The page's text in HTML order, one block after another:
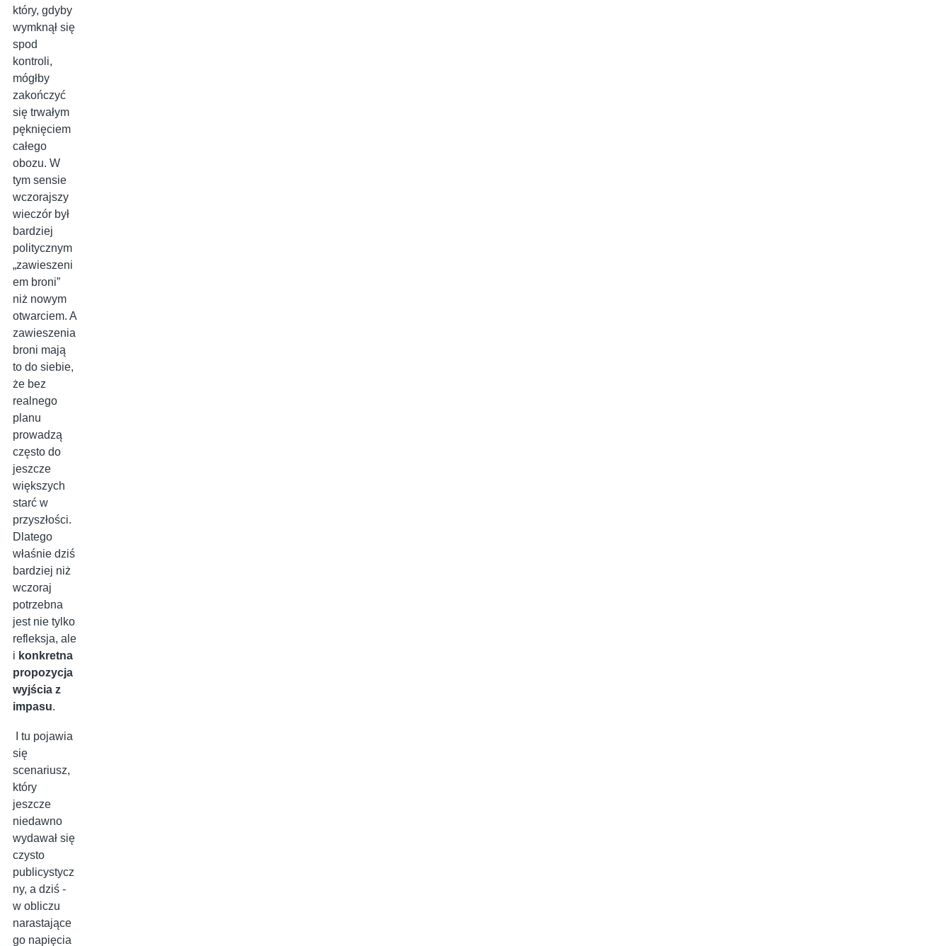
który, gdyby
wymknął się
spod
kontroli,
mógłby
zakończyć
się trwałym
pęknięciem
całego
obozu. W
tym sensie
wczorajszy
wieczór był
bardziej
politycznym
„zawieszeni
em broni”
niż nowym
otwarciem. A
zawieszenia
broni mają
to do siebie,
że bez
realnego
planu
prowadzą
często do
jeszcze
większych
starć w
przyszłości.
Dlatego
właśnie dziś
bardziej niż
wczoraj
potrzebna
jest nie tylko
refleksja, ale
i konkretna
propozycja
wyjścia z
impasu.
I tu pojawia
się
scenariusz,
który
jeszcze
niedawno
wydawał się
czysto
publicystycz
ny, a dziś -
w obliczu
narastające
go napięcia